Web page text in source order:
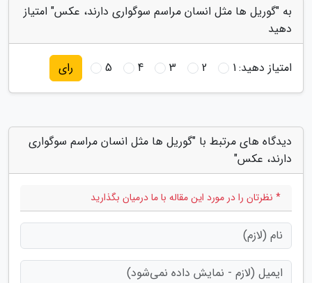
به "گوریل ها مثل انسان مراسم سوگواری دارند، عکس" امتیاز
دهید
امتیاز دهید:1
2
3
4
5 رای
دیدگاه های مرتبط با "گوریل ها مثل انسان مراسم سوگواری
دارند، عکس"
* نظرتان را در مورد این مقاله با ما درمیان بگذارید